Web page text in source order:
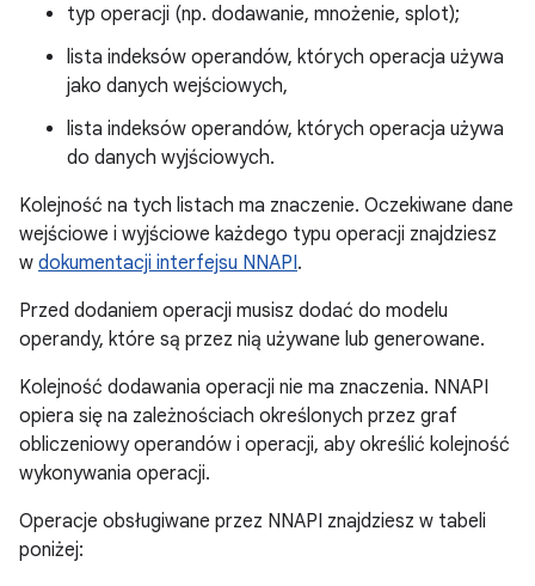
typ operacji (np. dodawanie, mnożenie, splot);
lista indeksów operandów, których operacja używa
jako danych wejściowych,
lista indeksów operandów, których operacja używa
do danych wyjściowych.
Kolejność na tych listach ma znaczenie. Oczekiwane dane
wejściowe i wyjściowe każdego typu operacji znajdziesz
w dokumentacji interfejsu NNAPI.
Przed dodaniem operacji musisz dodać do modelu
operandy, które są przez nią używane lub generowane.
Kolejność dodawania operacji nie ma znaczenia. NNAPI
opiera się na zależnościach określonych przez graf
obliczeniowy operandów i operacji, aby określić kolejność
wykonywania operacji.
Operacje obsługiwane przez NNAPI znajdziesz w tabeli
poniżej: